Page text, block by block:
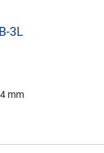
3L
mm